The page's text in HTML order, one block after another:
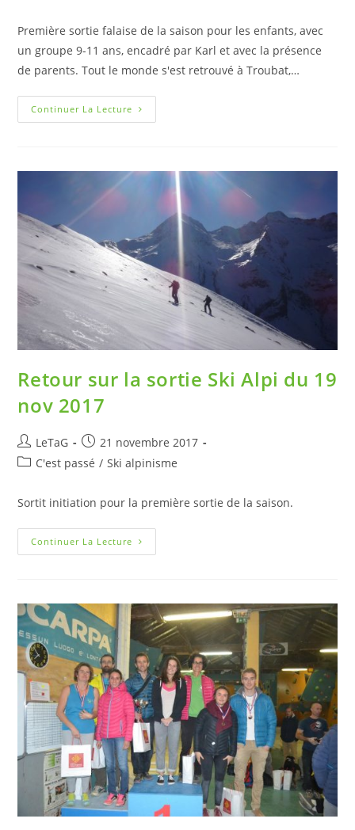
Première sortie falaise de la saison pour les enfants, avec
un groupe 9-11 ans, encadré par Karl et avec la présence
de parents. Tout le monde s'est retrouvé à Troubat,…
Continuer La Lecture
Retour sur la sortie Ski Alpi du 19
nov 2017
LeTaG
21 novembre 2017
C'est passé / Ski alpinisme
Sortit initiation pour la première sortie de la saison.
Continuer La Lecture